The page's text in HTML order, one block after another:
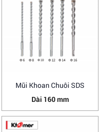
Mũi Khoan Chuôi SDS
Dài 160 mm